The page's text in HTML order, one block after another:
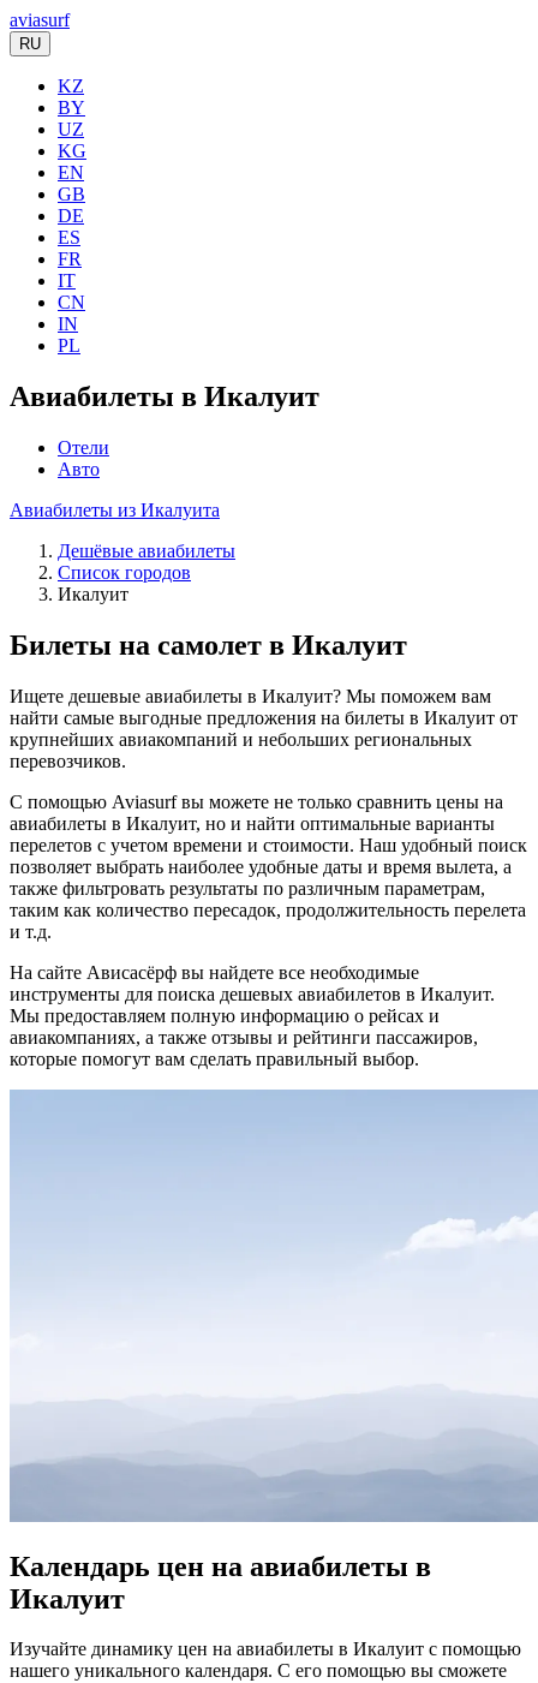
aviasurf
RU
KZ
BY
UZ
KG
EN
GB
DE
ES
FR
IT
CN
IN
PL
Авиабилеты в Икалуит
Отели
Авто
Авиабилеты из Икалуита
Дешёвые авиабилеты
Список городов
Икалуит
Билеты на самолет в Икалуит
Ищете дешевые авиабилеты в Икалуит? Мы поможем вам
найти самые выгодные предложения на билеты в Икалуит от
крупнейших авиакомпаний и небольших региональных
перевозчиков.
С помощью Aviasurf вы можете не только сравнить цены на
авиабилеты в Икалуит, но и найти оптимальные варианты
перелетов с учетом времени и стоимости. Наш удобный поиск
позволяет выбрать наиболее удобные даты и время вылета, а
также фильтровать результаты по различным параметрам,
таким как количество пересадок, продолжительность перелета
и т.д.
На сайте Ависасёрф вы найдете все необходимые
инструменты для поиска дешевых авиабилетов в Икалуит.
Мы предоставляем полную информацию о рейсах и
авиакомпаниях, а также отзывы и рейтинги пассажиров,
которые помогут вам сделать правильный выбор.
Календарь цен на авиабилеты в
Икалуит
Изучайте динамику цен на авиабилеты в Икалуит с помощью
нашего уникального календаря. С его помощью вы сможете